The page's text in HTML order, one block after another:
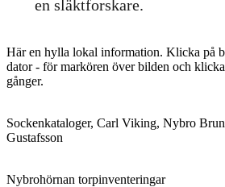
en släktforskare.
Här en hylla lokal information. Klicka på
dator - för markören över bilden och
gånger.
Sockenkataloger, Carl Viking, Nybro
Gustafsson
Nybrohörnan torpinventeringar